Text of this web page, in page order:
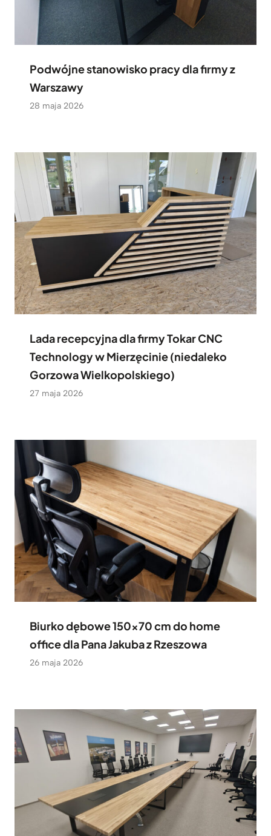
Podwójne stanowisko pracy dla firmy z
Warszawy
28 maja 2026
Lada recepcyjna dla firmy Tokar CNC
Technology w Mierzęcinie (niedaleko
Gorzowa Wielkopolskiego)
27 maja 2026
Biurko dębowe 150×70 cm do home
office dla Pana Jakuba z Rzeszowa
26 maja 2026